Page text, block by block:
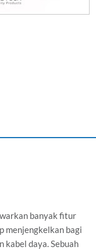
banyak fitur
menjengkelkan bagi
kabel daya. Sebuah